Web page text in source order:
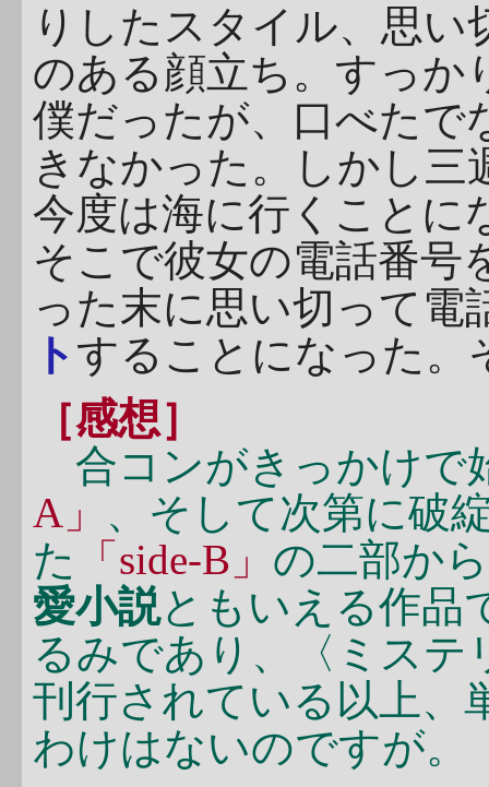
りしたスタイル、思
のある顔立ち。すっか
僕だったが、口べたで
きなかった。しかし三
今度は海に行くことに
そこで彼女の電話番号
った末に思い切って電
ト することになった
［感想］
合コンがきっかけで
A」
、そして次第に破
た
「side-B」 の二部か
愛小説ともいえる作品
るみであり、〈ミステ
刊行されている以上、
わけはないのですが。